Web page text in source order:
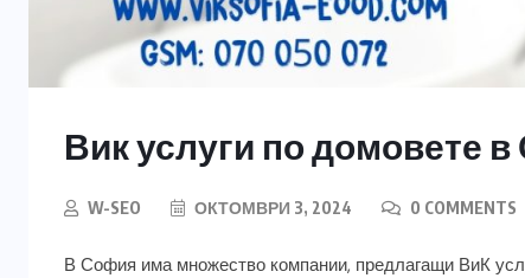
Вик услуги по домовете
W-SEO ОКТОМВРИ 3, 2024 0 COMMENTS
В София има множество компании, предлагащи ВиК